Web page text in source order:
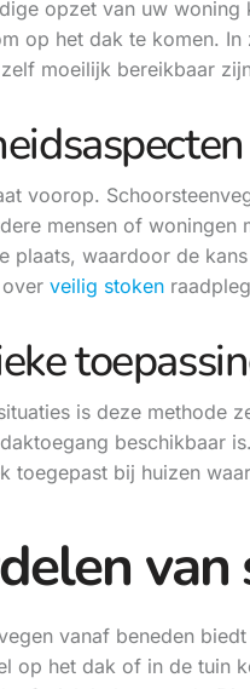
opzet van uw
op het dak te komen.
moeilijk bereikbaar
voorop.
mensen of woningen
plaats, waardoor de
veilig stoken
is deze methode
beschikbaar
toegepast bij huizen
van
vanaf beneden
op het dak of in de tuin